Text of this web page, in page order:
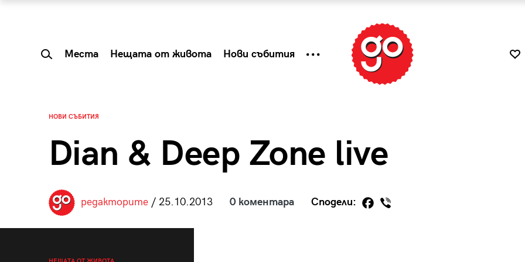
Места Нещата от живота Нови събития
НОВИ СЪБИТИЯ
Dian & Deep Zone live
редакторите/ 25.10.2013 0 коментара Сподели: